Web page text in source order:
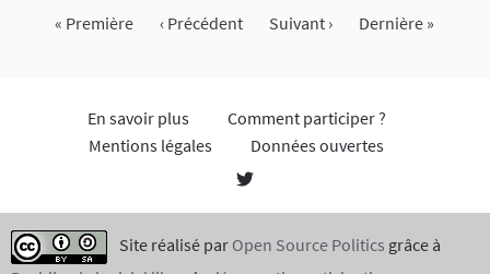
« Première ‹ Précédent Suivant › Dernière »
En savoir plus
Comment participer ?
Mentions légales
Données ouvertes
Site réalisé par Open Source Politics grâce à